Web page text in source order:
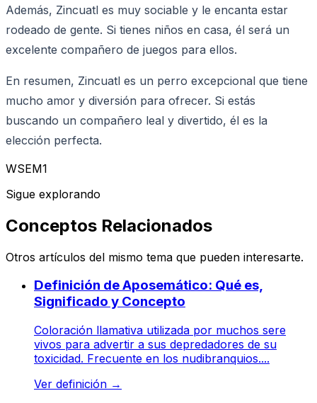
Además, Zincuatl es muy sociable y le encanta estar
rodeado de gente. Si tienes niños en casa, él será un
excelente compañero de juegos para ellos.
En resumen, Zincuatl es un perro excepcional que tiene
mucho amor y diversión para ofrecer. Si estás
buscando un compañero leal y divertido, él es la
elección perfecta.
WSEM1
Sigue explorando
Conceptos Relacionados
Otros artículos del mismo tema que pueden interesarte.
Definición de Aposemático: Qué es,
Significado y Concepto
Coloración llamativa utilizada por muchos sere
vivos para advertir a sus depredadores de su
toxicidad. Frecuente en los nudibranquios....
Ver definición →